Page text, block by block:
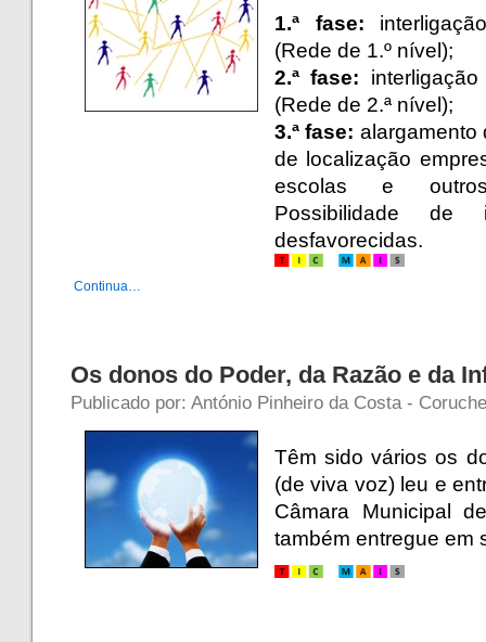
1.ª fase:
(Rede de 1.º nível);
2.ª fase:
(Rede de 2.ª nível);
3.ª fase: alargamento
de localização
escolas e
Possibilidade de
desfavorecidas.
Continua…
Os donos do Poder, da Razão e da
Publicado por: António Pinheiro da Costa -
Têm sido vários os
(de viva voz) leu e
Câmara Municipal
também entregue em